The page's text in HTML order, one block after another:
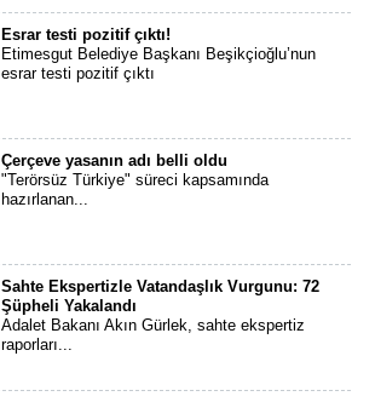
Esrar testi pozitif çıktı!
Etimesgut Belediye Başkanı Beşikçioğlu’nun
esrar testi pozitif çıktı
Çerçeve yasanın adı belli oldu
"Terörsüz Türkiye" süreci kapsamında
hazırlanan...
Sahte Ekspertizle Vatandaşlık Vurgunu: 72
Şüpheli Yakalandı
Adalet Bakanı Akın Gürlek, sahte ekspertiz
raporları...